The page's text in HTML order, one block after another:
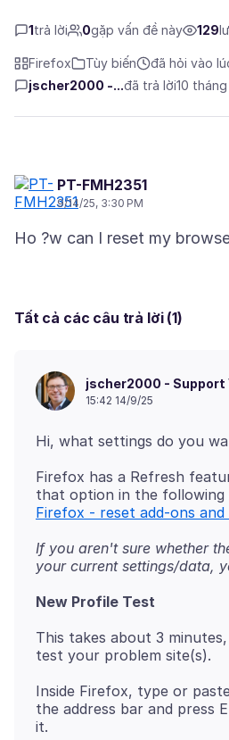
1trả lời 0gặp vấn đề này 129
Firefox Tùy biến
đã hỏi vào
jscher2000 -...đã trả lời10
PT-FMH2351
9/14/25, 3:30 PM
Tất cả các câu trả lời (1)
jscher2000 - Support
15:42 14/9/25
Firefox has a Refresh
that option in the following
Firefox - reset add-ons and
If you aren't sure whether
your current settings/data,
New Profile Test
This takes about 3
Inside Firefox, type or
the address bar and press